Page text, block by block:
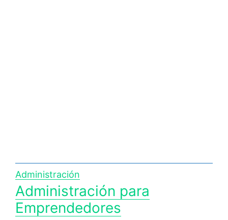
Administración
Administración para
Emprendedores